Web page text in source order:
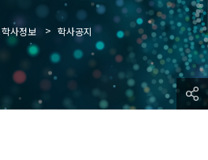
학사정보 > 학사공지